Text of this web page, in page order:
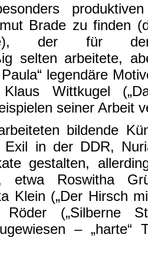
Brade zu finden
der für den
selten arbeitete,
legendäre
Wittkugel
seiner Arbeit
bildende
Exil in der DDR,
gestalten,
etwa Roswitha
Klein („Der Hirsch
(„Silberne
– „harte“